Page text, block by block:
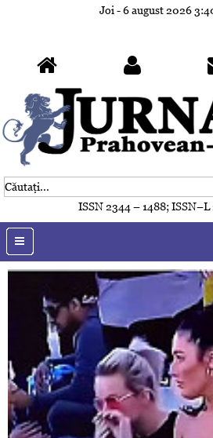
Joi - 6 august 2026
ISSN 2344 – 1488; ISSN–L